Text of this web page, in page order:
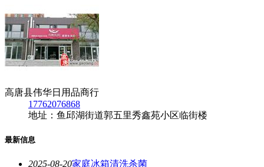
高唐县伟华日用品商行
17762076868
地址：鱼邱湖街道郭五里秀鑫苑小区临街楼
最新信息
2025-08-20家庭冰箱清洗杀菌